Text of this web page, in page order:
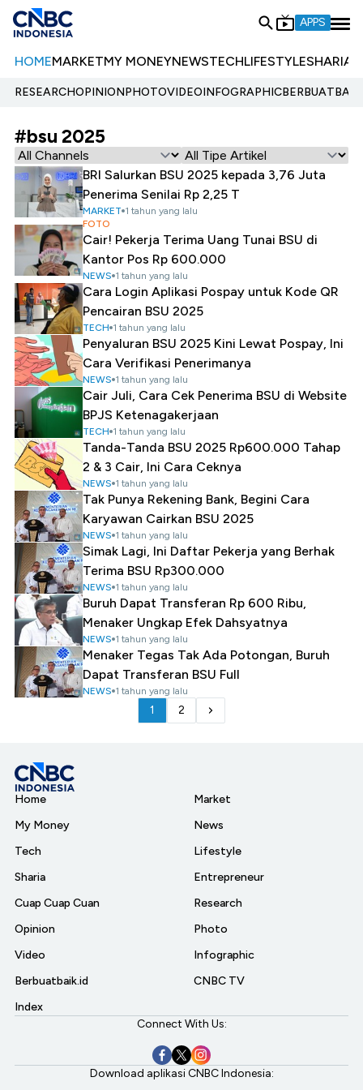
APPS
HOMEMARKETMY MONEYNEWSTECHLIFESTYLESHARIA
RESEARCHOPINIONPHOTOVIDEOINFOGRAPHIC
#bsu 2025
BRI Salurkan BSU 2025 kepada 3,76 Juta
Penerima Senilai Rp 2,25 T
MARKET 1 tahun yang lalu
FOTO
Cair! Pekerja Terima Uang Tunai BSU di
Kantor Pos Rp 600.000
NEWS 1 tahun yang lalu
Cara Login Aplikasi Pospay untuk Kode QR
Pencairan BSU 2025
TECH 1 tahun yang lalu
Penyaluran BSU 2025 Kini Lewat Pospay, Ini
Cara Verifikasi Penerimanya
NEWS 1 tahun yang lalu
Cair Juli, Cara Cek Penerima BSU di Website
BPJS Ketenagakerjaan
TECH 1 tahun yang lalu
Tanda-Tanda BSU 2025 Rp600.000 Tahap
2 & 3 Cair, Ini Cara Ceknya
NEWS 1 tahun yang lalu
Tak Punya Rekening Bank, Begini Cara
Karyawan Cairkan BSU 2025
NEWS 1 tahun yang lalu
Simak Lagi, Ini Daftar Pekerja yang Berhak
Terima BSU Rp300.000
NEWS 1 tahun yang lalu
Buruh Dapat Transferan Rp 600 Ribu,
Menaker Ungkap Efek Dahsyatnya
NEWS 1 tahun yang lalu
Menaker Tegas Tak Ada Potongan, Buruh
Dapat Transferan BSU Full
NEWS 1 tahun yang lalu
1 2
Home
My Money
Tech
Sharia
Cuap Cuap Cuan
Opinion
Video
Berbuatbaik.id
Index
Market
News
Lifestyle
Entrepreneur
Research
Photo
Infographic
CNBC TV
Connect With Us:
Download aplikasi CNBC Indonesia: